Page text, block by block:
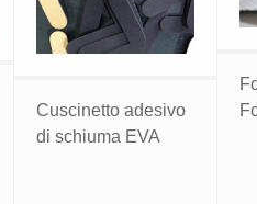
Cuscinetto adesivo
di schiuma EVA